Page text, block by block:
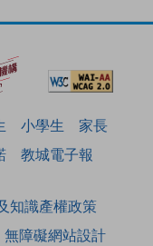
小學生
家長
教城電子報
知識產權政策
無障礙網站設計